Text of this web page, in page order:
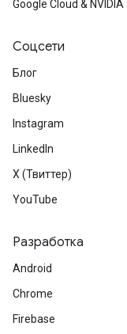
Google Cloud & NVIDIA
Соцсети
Блог
Bluesky
Instagram
LinkedIn
X (Твиттер)
YouTube
Разработка
Android
Chrome
Firebase